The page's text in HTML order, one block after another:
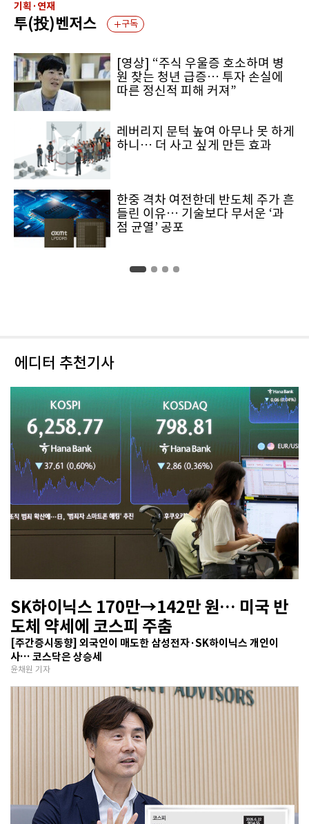
기획·연재
투(投)벤저스 구독
[영상] “주식 우울증 호소하며 병
원 찾는 청년 급증… 투자 손실에
따른 정신적 피해 커져”
레버리지 문턱 높여 아무나 못 하게
하니… 더 사고 싶게 만든 효과
한중 격차 여전한데 반도체 주가 흔
들린 이유… 기술보다 무서운 ‘과
점 균열’ 공포
에디터 추천기사
SK하이닉스 170만→142만 원… 미국 반
도체 약세에 코스피 주춤
[주간증시동향] 외국인이 매도한 삼성전자·SK하이닉스 개인이
사… 코스닥은 상승세
윤채원 기자